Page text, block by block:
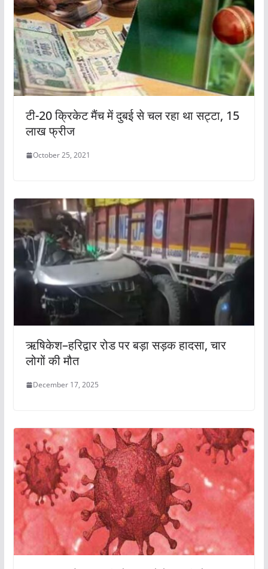
टी-20 क्रिकेट मैंच में दुबई से चल रहा था सट्टा, 15
लाख फ्रीज
October 25, 2021
ऋषिकेश–हरिद्वार रोड पर बड़ा सड़क हादसा, चार
लोगों की मौत
December 17, 2025